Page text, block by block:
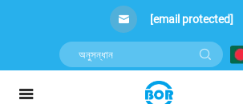
[email protected]